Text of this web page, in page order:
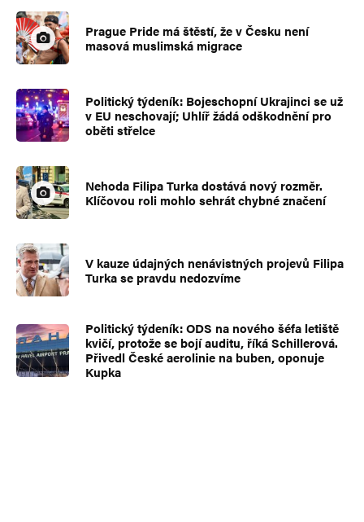
Prague Pride má štěstí, že v Česku není
masová muslimská migrace
Politický týdeník: Bojeschopní Ukrajinci se už
v EU neschovají; Uhlíř žádá odškodnění pro
oběti střelce
Nehoda Filipa Turka dostává nový rozměr.
Klíčovou roli mohlo sehrát chybné značení
V kauze údajných nenávistných projevů Filipa
Turka se pravdu nedozvíme
Politický týdeník: ODS na nového šéfa letiště
kvičí, protože se bojí auditu, říká Schillerová.
Přivedl České aerolinie na buben, oponuje
Kupka